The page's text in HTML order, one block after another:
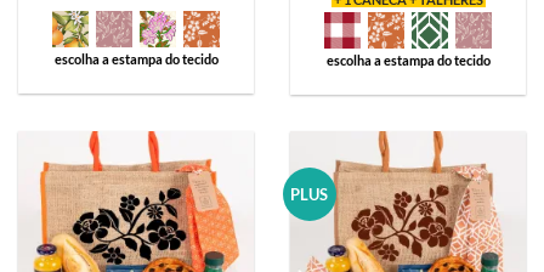
escolha a estampa do tecido escolha a estampa do tecido
PLUS